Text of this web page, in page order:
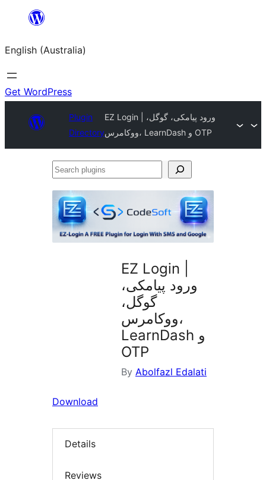
content
English (Australia)
Get WordPress
Plugin
Directory
EZ Login | ورود پیامکی، گوگل،
ووکامرس، LearnDash و OTP
Search
EZ Login |
ورود پیامکی،
گوگل،
ووکامرس،
LearnDash و
OTP
By Abolfazl Edalati
Download
Details
Reviews